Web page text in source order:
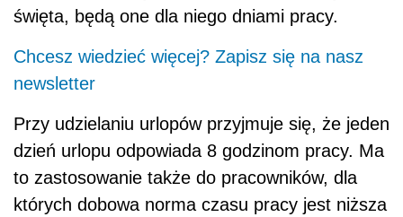
święta, będą one dla niego dniami pracy.
Chcesz wiedzieć więcej? Zapisz się na nasz
newsletter
Przy udzielaniu urlopów przyjmuje się, że jeden
dzień urlopu odpowiada 8 godzinom pracy. Ma
to zastosowanie także do pracowników, dla
których dobowa norma czasu pracy jest niższa